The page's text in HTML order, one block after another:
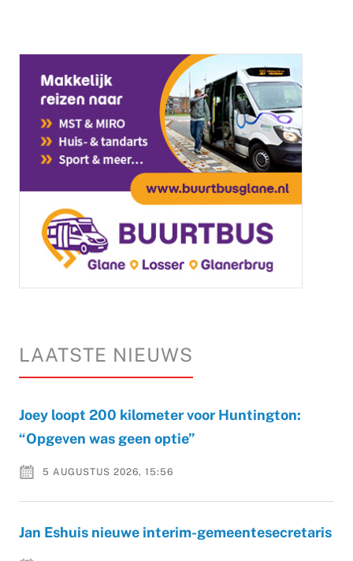
LAATSTE NIEUWS
Joey loopt 200 kilometer voor Huntington:
“Opgeven was geen optie”
5 AUGUSTUS 2026, 15:56
Jan Eshuis nieuwe interim-gemeentesecretaris